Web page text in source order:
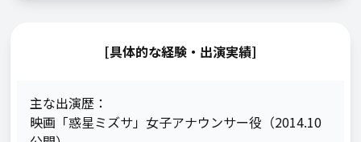
[具体的な経験・出演実績]
主な出演歴：
映画「惑星ミズサ」女子アナウンサー役（2014.10